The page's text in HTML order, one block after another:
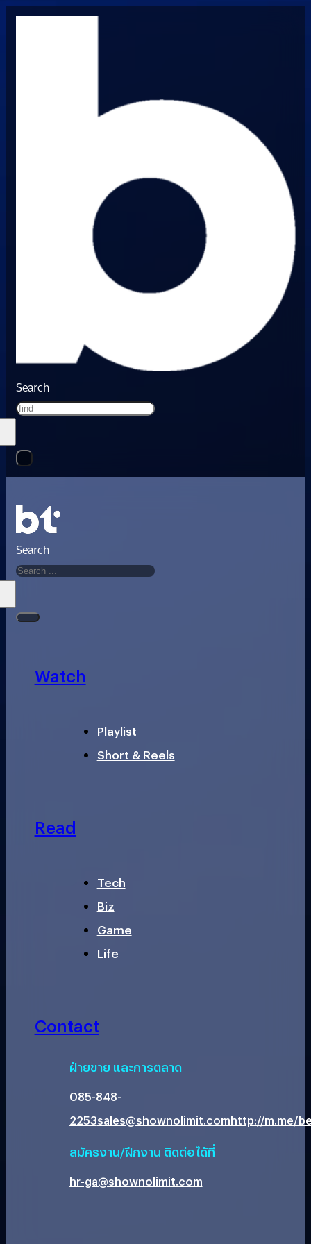
Search
Search
Watch
Playlist
Short & Reels
Read
Tech
Biz
Game
Life
Contact
ฝ่ายขาย และการตลาด
085-848-
2253sales@shownolimit.comhttp://m.me/
สมัครงาน/ฝึกงาน ติดต่อได้ที่
hr-ga@shownolimit.com